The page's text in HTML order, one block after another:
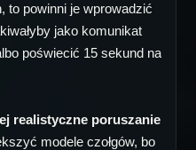
to powinni je wprowadzić
jako komunikat
poświecić 15 sekund na
realistyczne poruszanie
modele czołgów, bo